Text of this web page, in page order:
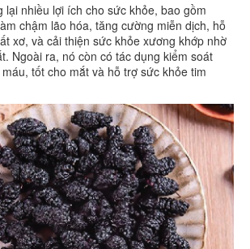
lại nhiều lợi ích cho sức khỏe, bao gồm
chậm lão hóa, tăng cường miễn dịch, hỗ
xơ, và cải thiện sức khỏe xương khớp nhờ
Ngoài ra, nó còn có tác dụng kiểm soát
tốt cho mắt và hỗ trợ sức khỏe tim